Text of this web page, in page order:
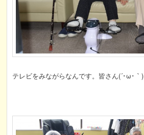
テレビをみながらなんです。皆さん(´･ω･｀)